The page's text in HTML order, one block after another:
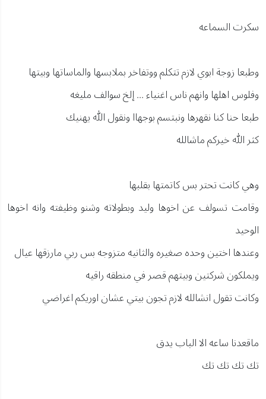
سكرت السماعه
وطبعا زوجة ابوي لازم تتكلم ووتفاخر بملابسها والماساتها وبيتها
وفلوس اهلها وانهم ناس اغنياء ... إلخ سوالف مليغه
طبعا حنا كنا نقهرها ونبتسم بوجهاا ونقول الله يهنيك
كثر الله خيركم ماشالله
وهي كانت تحتر بس كاتمتها بقلبها
وقامت تسولف عن اخوها وليد وبطولاته وشنو وظيفته وانه اخوها
الوحيد
وعندها اختين وحده صغيره والثانيه متزوجه بس ربي مارزقها عيال
ويملكون شركتين وبيتهم قصر في منطقه راقيه
وكانت تقول انشالله لازم تجون بيتي عشان اوريكم اغراضي
ماقعدنا ساعه الا الباب يدق
تك تك تك تك